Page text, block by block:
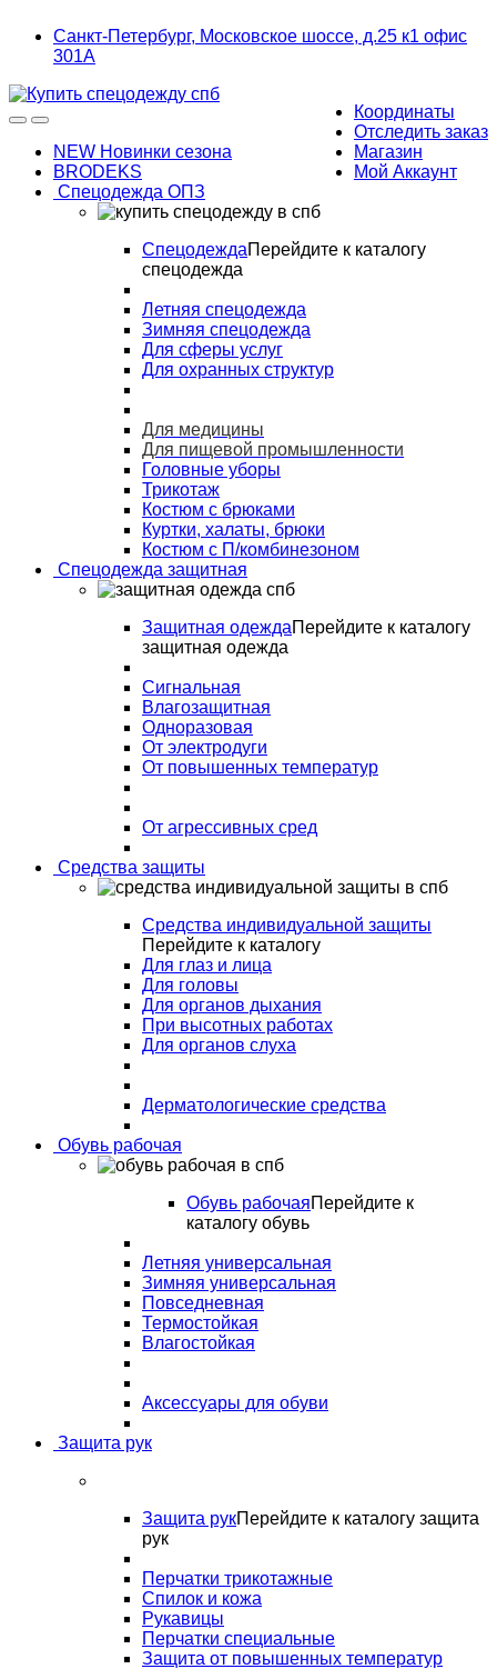
navigation
content
Санкт-Петербург, Московское шоссе, д.25 к1 офис
301А
Координаты
Отследить заказ
Магазин
Мой Аккаунт
NEW Новинки сезона
BRODEKS
Спецодежда ОПЗ
СпецодеждаПерейдите к каталогу
спецодежда
Летняя спецодежда
Зимняя спецодежда
Для сферы услуг
Для охранных структур
Для медицины
Для пищевой промышленности
Головные уборы
Трикотаж
Костюм с брюками
Куртки, халаты, брюки
Костюм с П/комбинезоном
Спецодежда защитная
Защитная одеждаПерейдите к каталогу
защитная одежда
Сигнальная
Влагозащитная
Одноразовая
От электродуги
От повышенных температур
От агрессивных сред
Средства защиты
Средства индивидуальной защиты
Перейдите к каталогу
Для глаз и лица
Для головы
Для органов дыхания
При высотных работах
Для органов слуха
Дерматологические средства
Обувь рабочая
Обувь рабочаяПерейдите к
каталогу обувь
Летняя универсальная
Зимняя универсальная
Повседневная
Термостойкая
Влагостойкая
Аксессуары для обуви
Защита рук
Защита рукПерейдите к каталогу защита
рук
Перчатки трикотажные
Спилок и кожа
Рукавицы
Перчатки специальные
Защита от повышенных температур